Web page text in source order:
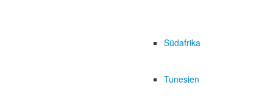
Südafrika
Tunesien